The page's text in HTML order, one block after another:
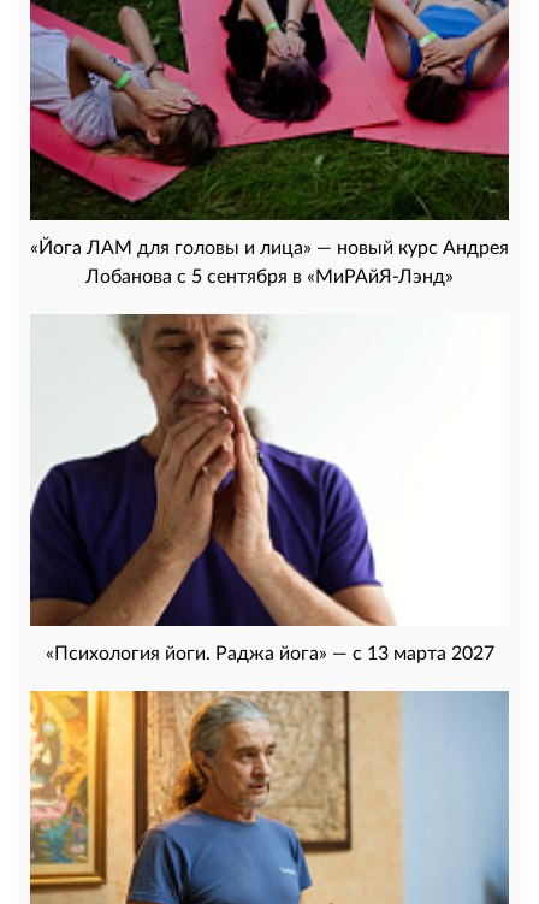
«Йога ЛАМ для головы и лица» — новый курс Андрея
Лобанова с 5 сентября в «МиРАйЯ-Лэнд»
«Психология йоги. Раджа йога» — с 13 марта 2027